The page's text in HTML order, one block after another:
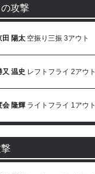
攻撃
田 陽太 空振り三振 3アウト
又 温史 レフトフライ 2アウト
会 隆輝 ライトフライ 1アウト